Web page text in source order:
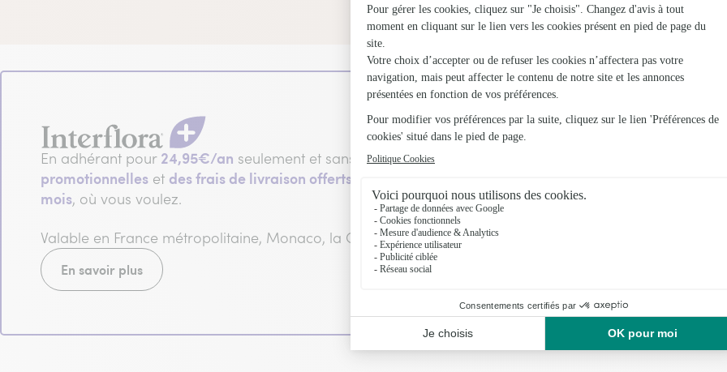
En adhérant pour 24,95€/an seulement et sans engagement, vous bénéficiez
promotionnelles et des frais de livraison offerts en illimité
mois, où vous voulez.
Valable en France métropolitaine, Monaco, la Corse et les DROM-COM.
En savoir plus